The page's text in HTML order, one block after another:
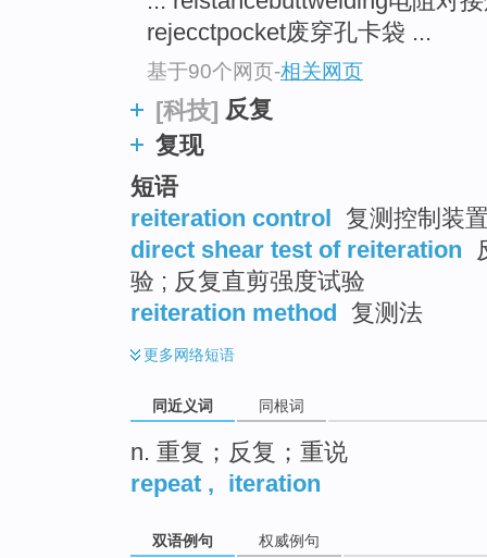
rejecctpocket废穿孔卡袋 ...
基于90个网页-相关网页
[科技] 反复
复现
短语
reiteration control 复测控制装
direct shear test of reiteration
验 ; 反复直剪强度试验
reiteration method 复测法
更多网络短语
同近义词 同根词
n. 重复；反复；重说
repeat , iteration
双语例句 权威例句